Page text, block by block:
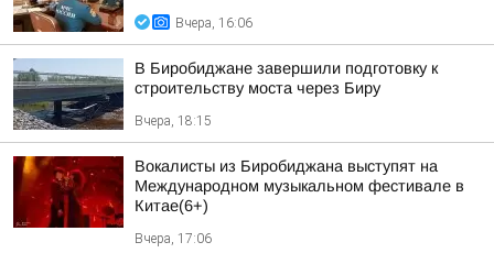
Вчера, 16:06
В Биробиджане завершили подготовку к
строительству моста через Биру
Вчера, 18:15
Вокалисты из Биробиджана выступят на
Международном музыкальном фестивале в
Китае(6+)
Вчера, 17:06